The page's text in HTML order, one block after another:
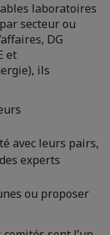
laboratoires
secteur ou
DG
et
ils
avec leurs pairs,
experts
ou proposer